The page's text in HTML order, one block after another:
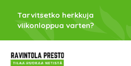
Tarvitsetko herkkuja
viikonloppua varten?